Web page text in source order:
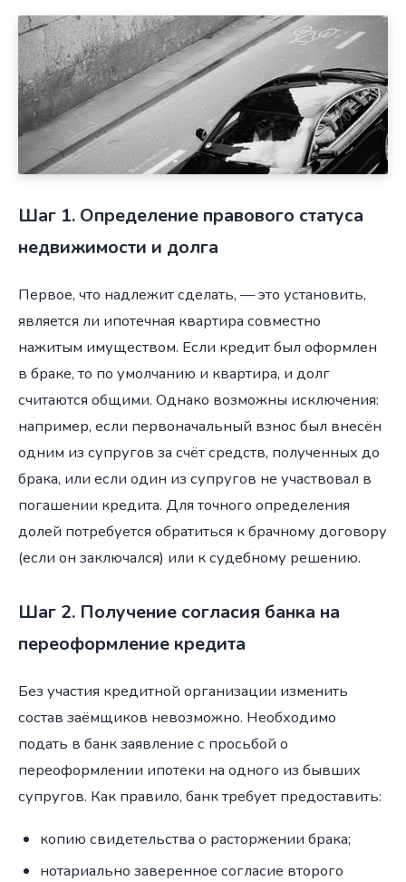
Шаг 1. Определение правового статуса
недвижимости и долга
Первое, что надлежит сделать, — это установить,
является ли ипотечная квартира совместно
нажитым имуществом. Если кредит был оформлен
в браке, то по умолчанию и квартира, и долг
считаются общими. Однако возможны исключения:
например, если первоначальный взнос был внесён
одним из супругов за счёт средств, полученных до
брака, или если один из супругов не участвовал в
погашении кредита. Для точного определения
долей потребуется обратиться к брачному договору
(если он заключался) или к судебному решению.
Шаг 2. Получение согласия банка на
переоформление кредита
Без участия кредитной организации изменить
состав заёмщиков невозможно. Необходимо
подать в банк заявление с просьбой о
переоформлении ипотеки на одного из бывших
супругов. Как правило, банк требует предоставить:
копию свидетельства о расторжении брака;
нотариально заверенное согласие второго